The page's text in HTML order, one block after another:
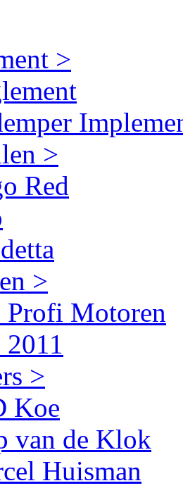
>
>
Red
>
Motoren
>
Koe
van de Klok
Huisman